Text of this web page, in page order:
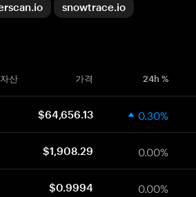
snowtrace.io
자산 가격 24h %
$64,656.13 0.30%
$1,908.29 0.00%
$0.9994 0.00%